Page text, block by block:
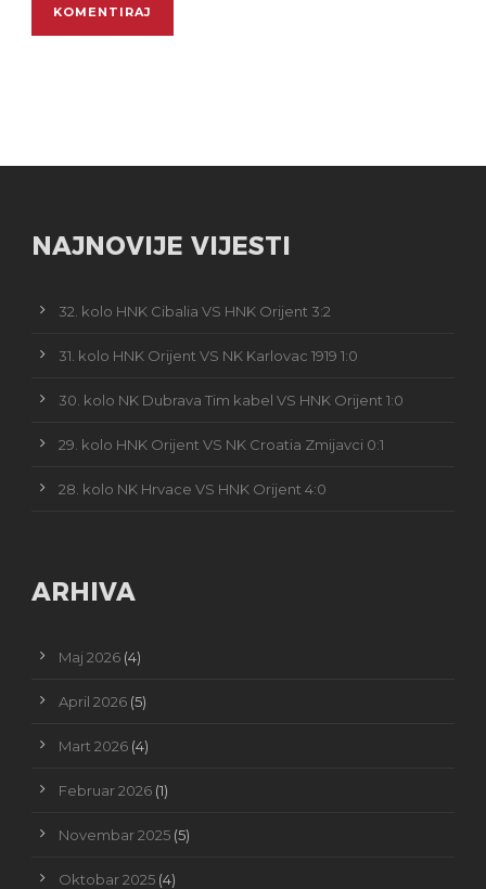
NAJNOVIJE VIJESTI
32. kolo HNK Cibalia VS HNK Orijent 3:2
31. kolo HNK Orijent VS NK Karlovac 1919 1:0
30. kolo NK Dubrava Tim kabel VS HNK Orijent 1:0
29. kolo HNK Orijent VS NK Croatia Zmijavci 0:1
28. kolo NK Hrvace VS HNK Orijent 4:0
ARHIVA
Maj 2026 (4)
April 2026 (5)
Mart 2026 (4)
Februar 2026 (1)
Novembar 2025 (5)
Oktobar 2025 (4)